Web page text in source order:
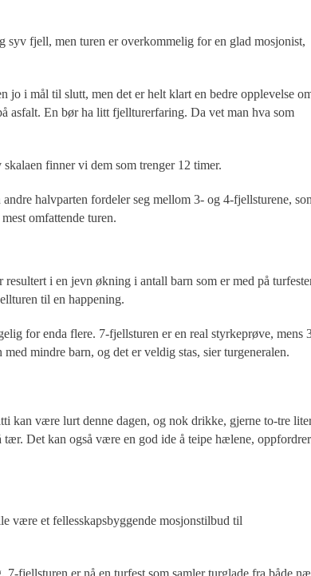
syv fjell, men turen er overkommelig for en glad mosjonist,
jo i mål til slutt, men det er helt klart en bedre opplevelse
asfalt. En bør ha litt fjellturerfaring. Da vet man hva som
finner vi dem som trenger 12 timer.
halvparten fordeler seg mellom 3- og 4-fjellsturene,
omfattende turen.
i en jevn økning i antall barn som er med på
til en happening.
for enda flere. 7-fjellsturen er en real styrkeprøve, mens
mindre barn, og det er veldig stas, sier turgeneralen.
kan være lurt denne dagen, og nok drikke, gjerne to-tre
Det kan også være en god ide å teipe hælene, oppfordrer
være et fellesskapsbyggende mosjonstilbud til
fjellsturen er nå en turfest som samler turglade fra både